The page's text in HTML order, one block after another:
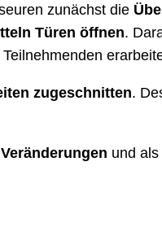
zunächst die
Türen öffnen.
zugeschnitten.
und als